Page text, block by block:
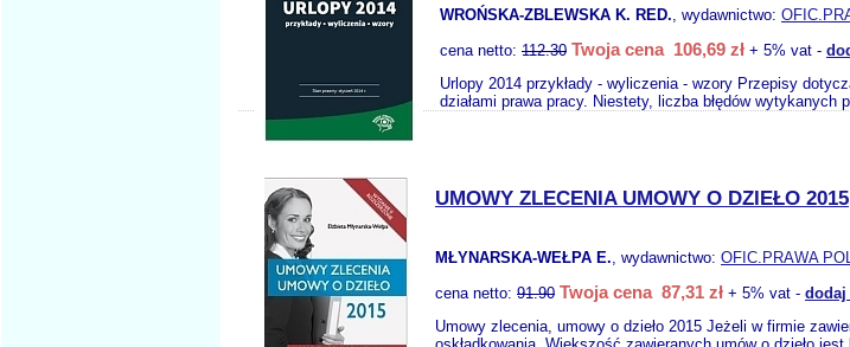
WROŃSKA-ZBLEWSKA K. RED., wydawnictwo:
cena netto: 112.30 Twoja cena 106,69 zł + 5% vat -
Urlopy 2014 przykłady - wyliczenia - wzory Przepisy
działami prawa pracy. Niestety, liczba błędów wytykanych
UMOWY ZLECENIA UMOWY O DZIEŁO 2015
MŁYNARSKA-WEŁPA E., wydawnictwo: OFIC.PRAWA
cena netto: 91.90 Twoja cena 87,31 zł + 5% vat - dodaj
Umowy zlecenia, umowy o dzieło 2015 Jeżeli w firmie